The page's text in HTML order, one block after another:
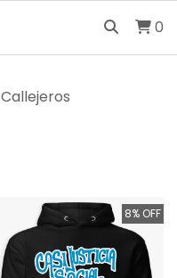
0
Callejeros
8% OFF